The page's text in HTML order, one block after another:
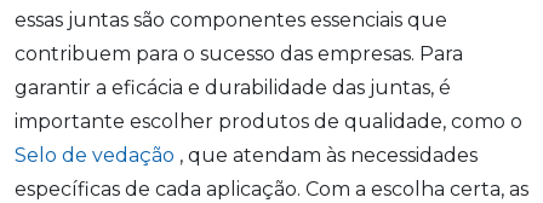
essas juntas são componentes essenciais que
contribuem para o sucesso das empresas. Para
garantir a eficácia e durabilidade das juntas, é
importante escolher produtos de qualidade, como o
Selo de vedação , que atendam às necessidades
específicas de cada aplicação. Com a escolha certa, as